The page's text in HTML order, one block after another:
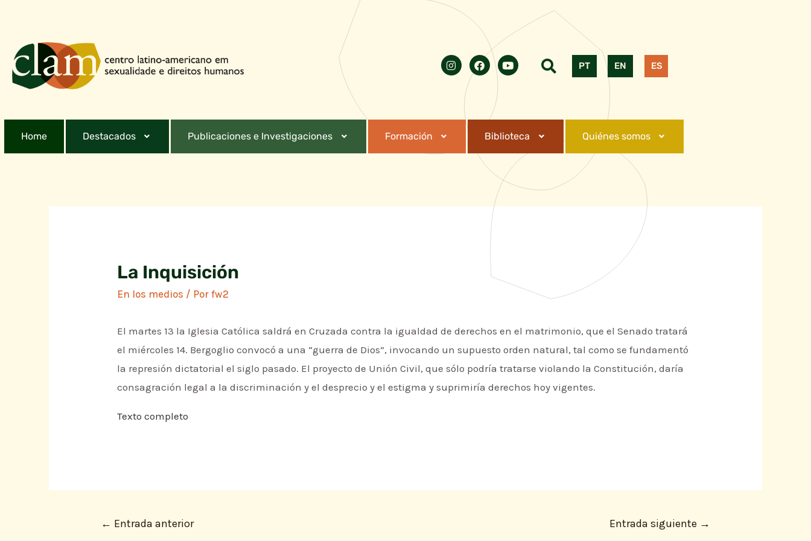
PT EN ES
Home Destacados Publicaciones e Investigaciones Formación Biblioteca Quiénes somos
La Inquisición
En los medios / Porfw2
El martes 13 la Iglesia Católica saldrá en Cruzada contra la igualdad de derechos en el matrimonio, que el Senado tratará
el miércoles 14. Bergoglio convocó a una “guerra de Dios”, invocando un supuesto orden natural, tal como se fundamentó
la represión dictatorial el siglo pasado. El proyecto de Unión Civil, que sólo podría tratarse violando la Constitución, daría
consagración legal a la discriminación y el desprecio y el estigma y suprimiría derechos hoy vigentes.
Texto completo
← Entrada anterior Entrada siguiente →